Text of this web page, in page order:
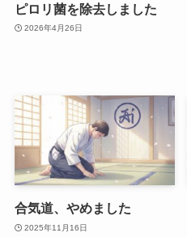
ピロリ菌を除去しました
2026年4月26日
合気道、やめました
2025年11月16日